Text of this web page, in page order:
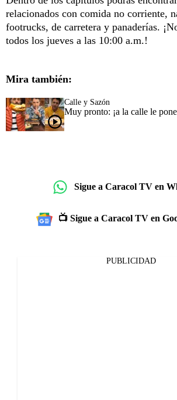
relacionados con comida no corriente,
footrucks, de carretera y panaderías.
todos los jueves a las 10:00 a.m.!
Mira también:
Calle y Sazón
Muy pronto: ¡a la calle le
Sigue a Caracol TV en
📺 Sigue a Caracol TV en
PUBLICIDAD